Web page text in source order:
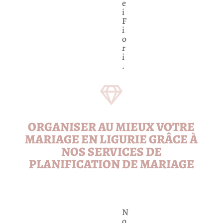
e
i
F
i
o
r
i
.

ORGANISER AU MIEUX VOTRE
MARIAGE EN LIGURIE GRÂCE À
NOS SERVICES DE
PLANIFICATION DE MARIAGE
N